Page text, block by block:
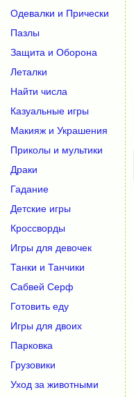
Одевалки и Прически
Пазлы
Защита и Оборона
Леталки
Найти числа
Казуальные игры
Макияж и Украшения
Приколы и мультики
Драки
Гадание
Детские игры
Кроссворды
Игры для девочек
Танки и Танчики
Сабвей Серф
Готовить еду
Игры для двоих
Парковка
Грузовики
Уход за животными